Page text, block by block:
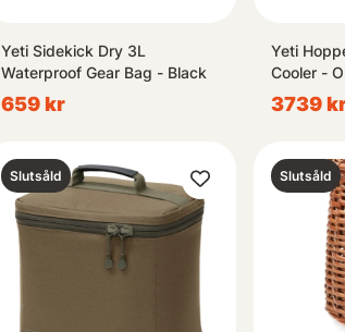
Yeti Sidekick Dry 3L
Waterproof Gear Bag - Black
659 kr
Yeti
Cooler -
3739
Slutsåld Slutsåld